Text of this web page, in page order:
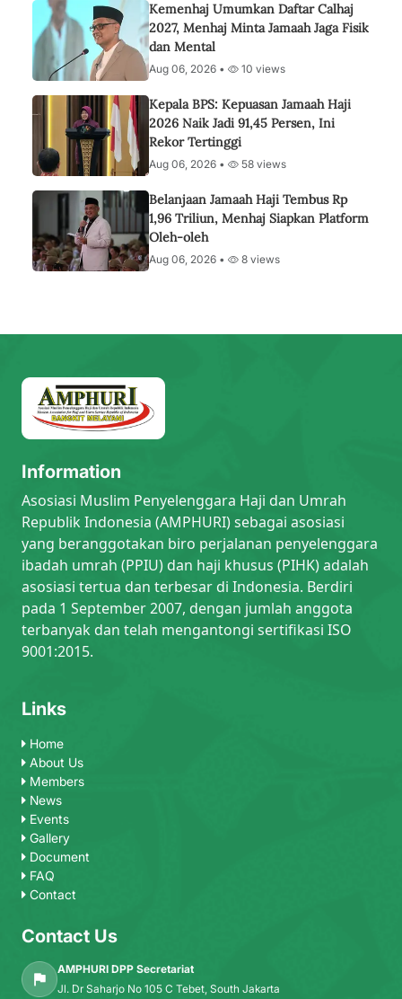
Kemenhaj Umumkan Daftar Calhaj
2027, Menhaj Minta Jamaah Jaga Fisik
dan Mental
Aug 06, 2026 • 10 views
Kepala BPS: Kepuasan Jamaah Haji
2026 Naik Jadi 91,45 Persen, Ini
Rekor Tertinggi
Aug 06, 2026 • 58 views
Belanjaan Jamaah Haji Tembus Rp
1,96 Triliun, Menhaj Siapkan Platform
Oleh-oleh
Aug 06, 2026 • 8 views
Information
Asosiasi Muslim Penyelenggara Haji dan Umrah
Republik Indonesia (AMPHURI) sebagai asosiasi
yang beranggotakan biro perjalanan penyelenggara
ibadah umrah (PPIU) dan haji khusus (PIHK) adalah
asosiasi tertua dan terbesar di Indonesia. Berdiri
pada 1 September 2007, dengan jumlah anggota
terbanyak dan telah mengantongi sertifikasi ISO
9001:2015.
Links
Home
About Us
Members
News
Events
Gallery
Document
FAQ
Contact
Contact Us
AMPHURI DPP Secretariat
Jl. Dr Saharjo No 105 C Tebet, South Jakarta